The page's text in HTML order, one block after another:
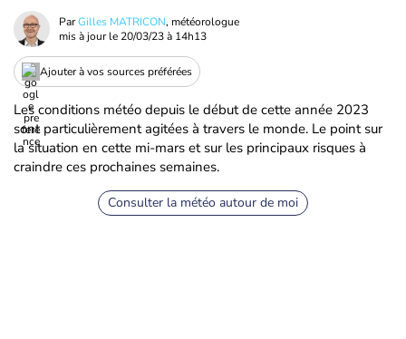
ParGilles MATRICON, météorologue
mis à jour le 20/03/23 à 14h13
Ajouter à vos sources préférées
Les conditions météo depuis le début de cette année 2023
sont particulièrement agitées à travers le monde. Le point sur
la situation en cette mi-mars et sur les principaux risques à
craindre ces prochaines semaines.
Consulter la météo autour de moi